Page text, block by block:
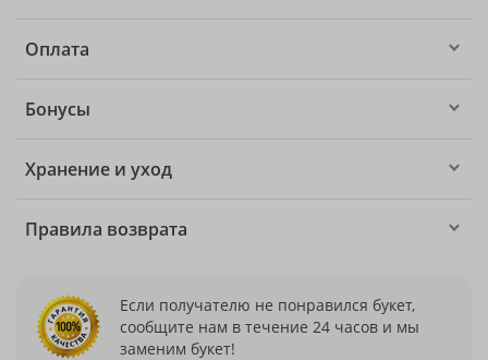
Оплата
Бонусы
Хранение и уход
Правила возврата
Если получателю не понравился букет,
сообщите нам в течение 24 часов и мы
заменим букет!